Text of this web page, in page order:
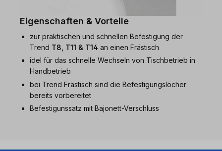
Eigenschaften & Vorteile
zur praktischen und schnellen Befestigung der
Trend T8, T11 & T14 an einen Frästisch
idel für das schnelle Wechseln von Tischbetrieb in
Handbetrieb
bei Trend Frästisch sind die Befestigungslöcher
bereits vorbereitet
Befestigunssatz mit Bajonett-Verschluss